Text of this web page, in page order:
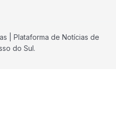
| Plataforma de Notícias de
do Sul.